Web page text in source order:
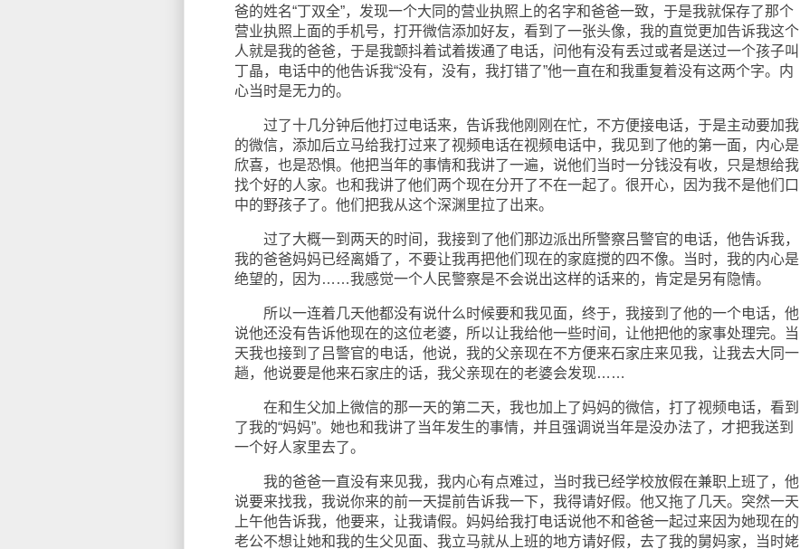
爸的姓名“丁双全”，发现一个大同的营业执照上的名字和爸爸一致，于是我就保存了那个
营业执照上面的手机号，打开微信添加好友，看到了一张头像，我的直觉更加告诉我这个
人就是我的爸爸，于是我颤抖着试着拨通了电话，问他有没有丢过或者是送过一个孩子叫
丁晶，电话中的他告诉我“没有，没有，我打错了”他一直在和我重复着没有这两个字。内
心当时是无力的。
过了十几分钟后他打过电话来，告诉我他刚刚在忙，不方便接电话，于是主动要加我
的微信，添加后立马给我打过来了视频电话在视频电话中，我见到了他的第一面，内心是
欣喜，也是恐惧。他把当年的事情和我讲了一遍，说他们当时一分钱没有收，只是想给我
找个好的人家。也和我讲了他们两个现在分开了不在一起了。很开心，因为我不是他们口
中的野孩子了。他们把我从这个深渊里拉了出来。
过了大概一到两天的时间，我接到了他们那边派出所警察吕警官的电话，他告诉我，
我的爸爸妈妈已经离婚了，不要让我再把他们现在的家庭搅的四不像。当时，我的内心是
绝望的，因为……我感觉一个人民警察是不会说出这样的话来的，肯定是另有隐情。
所以一连着几天他都没有说什么时候要和我见面，终于，我接到了他的一个电话，他
说他还没有告诉他现在的这位老婆，所以让我给他一些时间，让他把他的家事处理完。当
天我也接到了吕警官的电话，他说，我的父亲现在不方便来石家庄来见我，让我去大同一
趟，他说要是他来石家庄的话，我父亲现在的老婆会发现……
在和生父加上微信的那一天的第二天，我也加上了妈妈的微信，打了视频电话，看到
了我的“妈妈”。她也和我讲了当年发生的事情，并且强调说当年是没办法了，才把我送到
一个好人家里去了。
我的爸爸一直没有来见我，我内心有点难过，当时我已经学校放假在兼职上班了，他
说要来找我，我说你来的前一天提前告诉我一下，我得请好假。他又拖了几天。突然一天
上午他告诉我，他要来，让我请假。妈妈给我打电话说他不和爸爸一起过来因为她现在的
老公不想让她和我的生父见面、我立马就从上班的地方请好假，去了我的舅妈家，当时姥